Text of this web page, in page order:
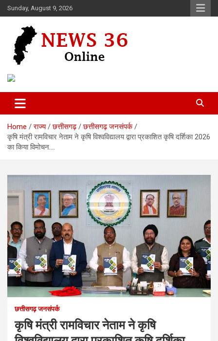
Skip
to
Sunday, August 9, 2026
News 36
Home राज्य छत्तीसगढ़
छत्तीसगढ़ जनसंपर्क
कृषि मंत्री रामविचार नेताम ने कृषि विश्वविद्यालय द्वारा प्रकाशित कृषि दर्शिका 2026
का किया विमोचन….
छत्तीसगढ़ जनसंपर्क
कृषि मंत्री रामविचार नेताम ने कृषि